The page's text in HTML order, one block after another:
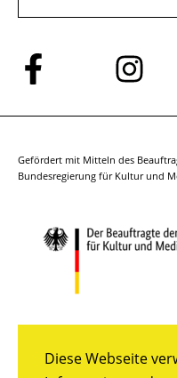
Diese Webseite
Folge
uns
auf
Folge
uns
auf
Gefördert mit Mitteln des
Bundesregierung für Kultur und